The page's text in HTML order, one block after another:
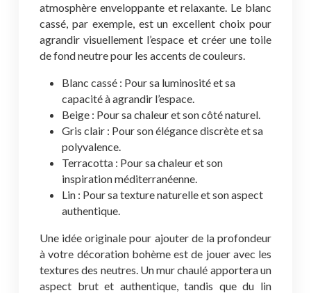
atmosphère enveloppante et relaxante. Le blanc
cassé, par exemple, est un excellent choix pour
agrandir visuellement l’espace et créer une toile
de fond neutre pour les accents de couleurs.
Blanc cassé : Pour sa luminosité et sa
capacité à agrandir l’espace.
Beige : Pour sa chaleur et son côté naturel.
Gris clair : Pour son élégance discrète et sa
polyvalence.
Terracotta : Pour sa chaleur et son
inspiration méditerranéenne.
Lin : Pour sa texture naturelle et son aspect
authentique.
Une idée originale pour ajouter de la profondeur
à votre décoration bohème est de jouer avec les
textures des neutres. Un mur chaulé apportera un
aspect brut et authentique, tandis que du lin